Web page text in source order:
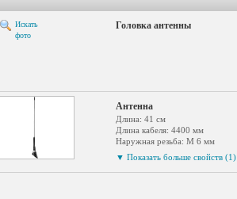
Искать
фото
Головка антенны
Антенна
Длина: 41 см
Длина кабеля: 4400 мм
Наружная резьба: M 6 мм
Вид эксплуатации: электронный
▼ Показать больше свойств (1)